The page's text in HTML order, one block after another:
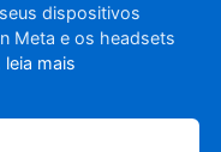
dispositivos
Meta e os headsets
leia mais